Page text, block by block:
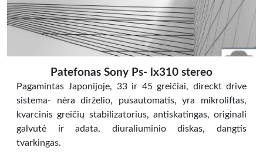
Patefonas Sony Ps- lx310 stereo
Pagamintas Japonijoje, 33 ir 45 greičiai, direckt drive
sistema- nėra dirželio, pusautomatis, yra mikroliftas,
kvarcinis greičių stabilizatorius, antiskatingas, originali
galvutė ir adata, diuraliuminio diskas, dangtis
tvarkingas.